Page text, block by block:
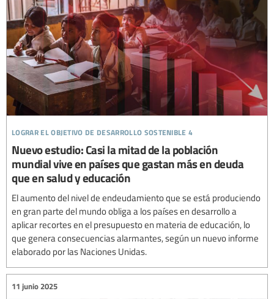
lograr el objetivo de desarrollo sostenible 4
Nuevo estudio: Casi la mitad de la población
mundial vive en países que gastan más en deuda
que en salud y educación
El aumento del nivel de endeudamiento que se está produciendo
en gran parte del mundo obliga a los países en desarrollo a
aplicar recortes en el presupuesto en materia de educación, lo
que genera consecuencias alarmantes, según un nuevo informe
elaborado por las Naciones Unidas.
11 junio 2025